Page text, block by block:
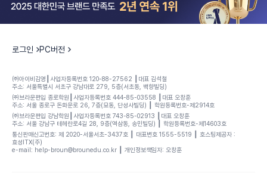
로그인 PC버전
㈜아이비김영┃사업자등록번호 120-88-27562 ┃대표 김석철
주소: 서울특별시 서초구 강남대로 279, 5층(서초동, 백향빌딩)
㈜브라운편입 종로학원┃사업자등록번호 444-85-03558 ┃대표 오창훈
주소: 서울 종로구 돈화문로 26, 7층(묘동, 단성사빌딩) ┃ 학원등록번호-제2914호
㈜브라운편입 강남학원┃사업자등록번호 743-85-02913 ┃대표 오창훈
주소: 서울 강남구 테헤란로4길 28, 9층(역삼동, 송민빌딩) ┃ 학원등록번호-제14603호
통신판매신고번호: 제 2020-서울서초-3437호 ┃ 대표변호 1555-5519 ┃ 호스팅제공자 :
효성ITX(주)
e-mail: help-broun@brounedu.co.kr ┃ 개인정보책임자: 오창훈